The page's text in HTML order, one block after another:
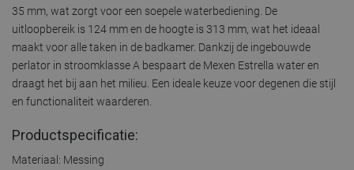
35 mm, wat zorgt voor een soepele waterbediening. De
uitloopbereik is 124 mm en de hoogte is 313 mm, wat het ideaal
maakt voor alle taken in de badkamer. Dankzij de ingebouwde
perlator in stroomklasse A bespaart de Mexen Estrella water en
draagt het bij aan het milieu. Een ideale keuze voor degenen die stijl
en functionaliteit waarderen.
Productspecificatie:
Materiaal: Messing